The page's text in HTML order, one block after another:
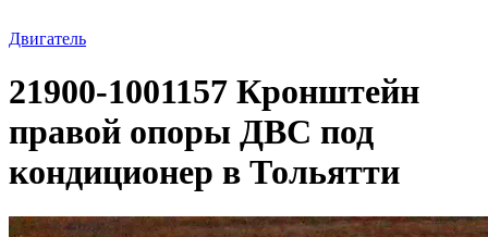
Двигатель
21900-1001157 Кронштейн
правой опоры ДВС под
кондиционер в Тольятти